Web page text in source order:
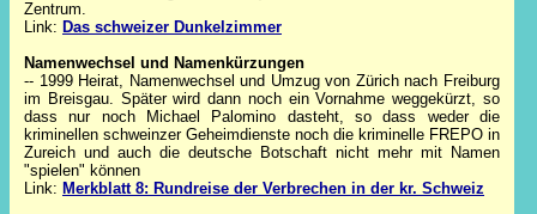
Zentrum.
Link: Das schweizer Dunkelzimmer
Namenwechsel und Namenkürzungen
-- 1999 Heirat, Namenwechsel und Umzug von Zürich nach Freiburg
im Breisgau. Später wird dann noch ein Vornahme weggekürzt, so
dass nur noch Michael Palomino dasteht, so dass weder die
kriminellen schweinzer Geheimdienste noch die kriminelle FREPO in
Zureich und auch die deutsche Botschaft nicht mehr mit Namen
"spielen" können
Link: Merkblatt 8: Rundreise der Verbrechen in der kr. Schweiz